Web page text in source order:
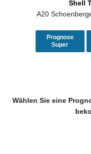
Shell
A20
Prognose
Super
Wählen Sie eine